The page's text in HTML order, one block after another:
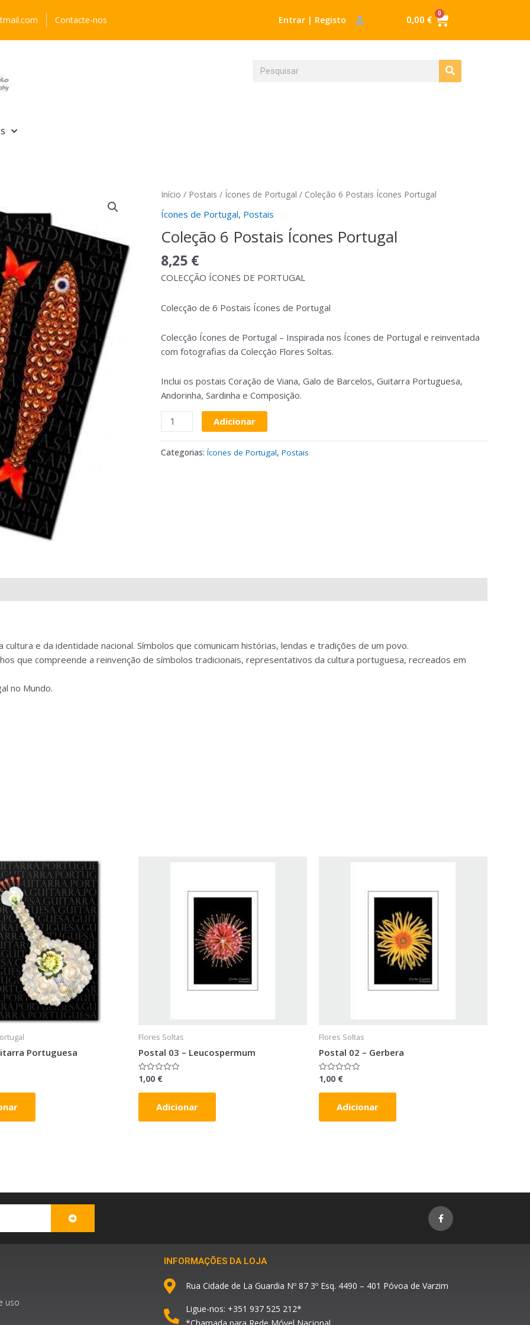
Contacte-nos Entrar | Registo 0,00 €
0
Procurar Procurar
Início / Postais / Ícones de Portugal / Coleção 6 Postais Ícones Portugal
Ícones de Portugal, Postais
Coleção 6 Postais Ícones Portugal
8,25 €
COLECÇÃO ÍCONES DE PORTUGAL
Colecção de 6 Postais Ícones de Portugal
Colecção Ícones de Portugal – Inspirada nos Ícones de Portugal e reinventada
com fotografias da Colecção Flores Soltas.
Inclui os postais Coração de Viana, Galo de Barcelos, Guitarra Portuguesa,
Andorinha, Sardinha e Composição.
Quantidade
de
6
Ícones
Portugal
Adicionar
Categorias: Ícones de Portugal, Postais
e da identidade nacional. Símbolos que comunicam histórias, lendas e tradições de um povo.
que compreende a reinvenção de símbolos tradicionais, representativos da cultura portuguesa, recreados em
no Mundo.
Portuguesa
Flores Soltas
Postal 03 – Leucospermum
Avaliação
0
de
1,00 €
Adicionar
Flores Soltas
Postal 02 – Gerbera
Avaliação
0
de
1,00 €
Adicionar
F
a
c
e
f
uso
INFORMAÇÕES DA LOJA
Rua Cidade de La Guardia Nº 87 3º Esq. 4490 – 401 Póvoa de Varzim
Ligue-nos: +351 937 525 212*